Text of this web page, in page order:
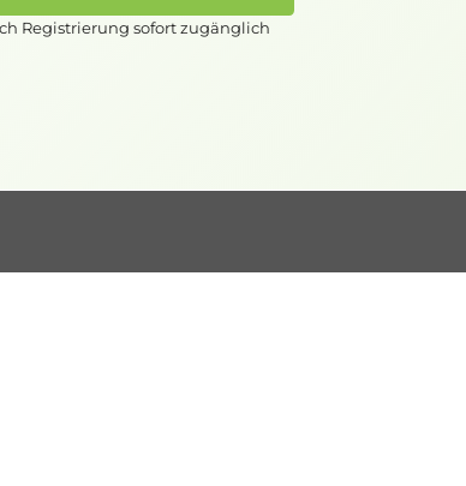
Registrierung sofort zugänglich